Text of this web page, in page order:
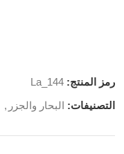
رمز المنتج:La_144
التصنيفات: البحار والجزر ,